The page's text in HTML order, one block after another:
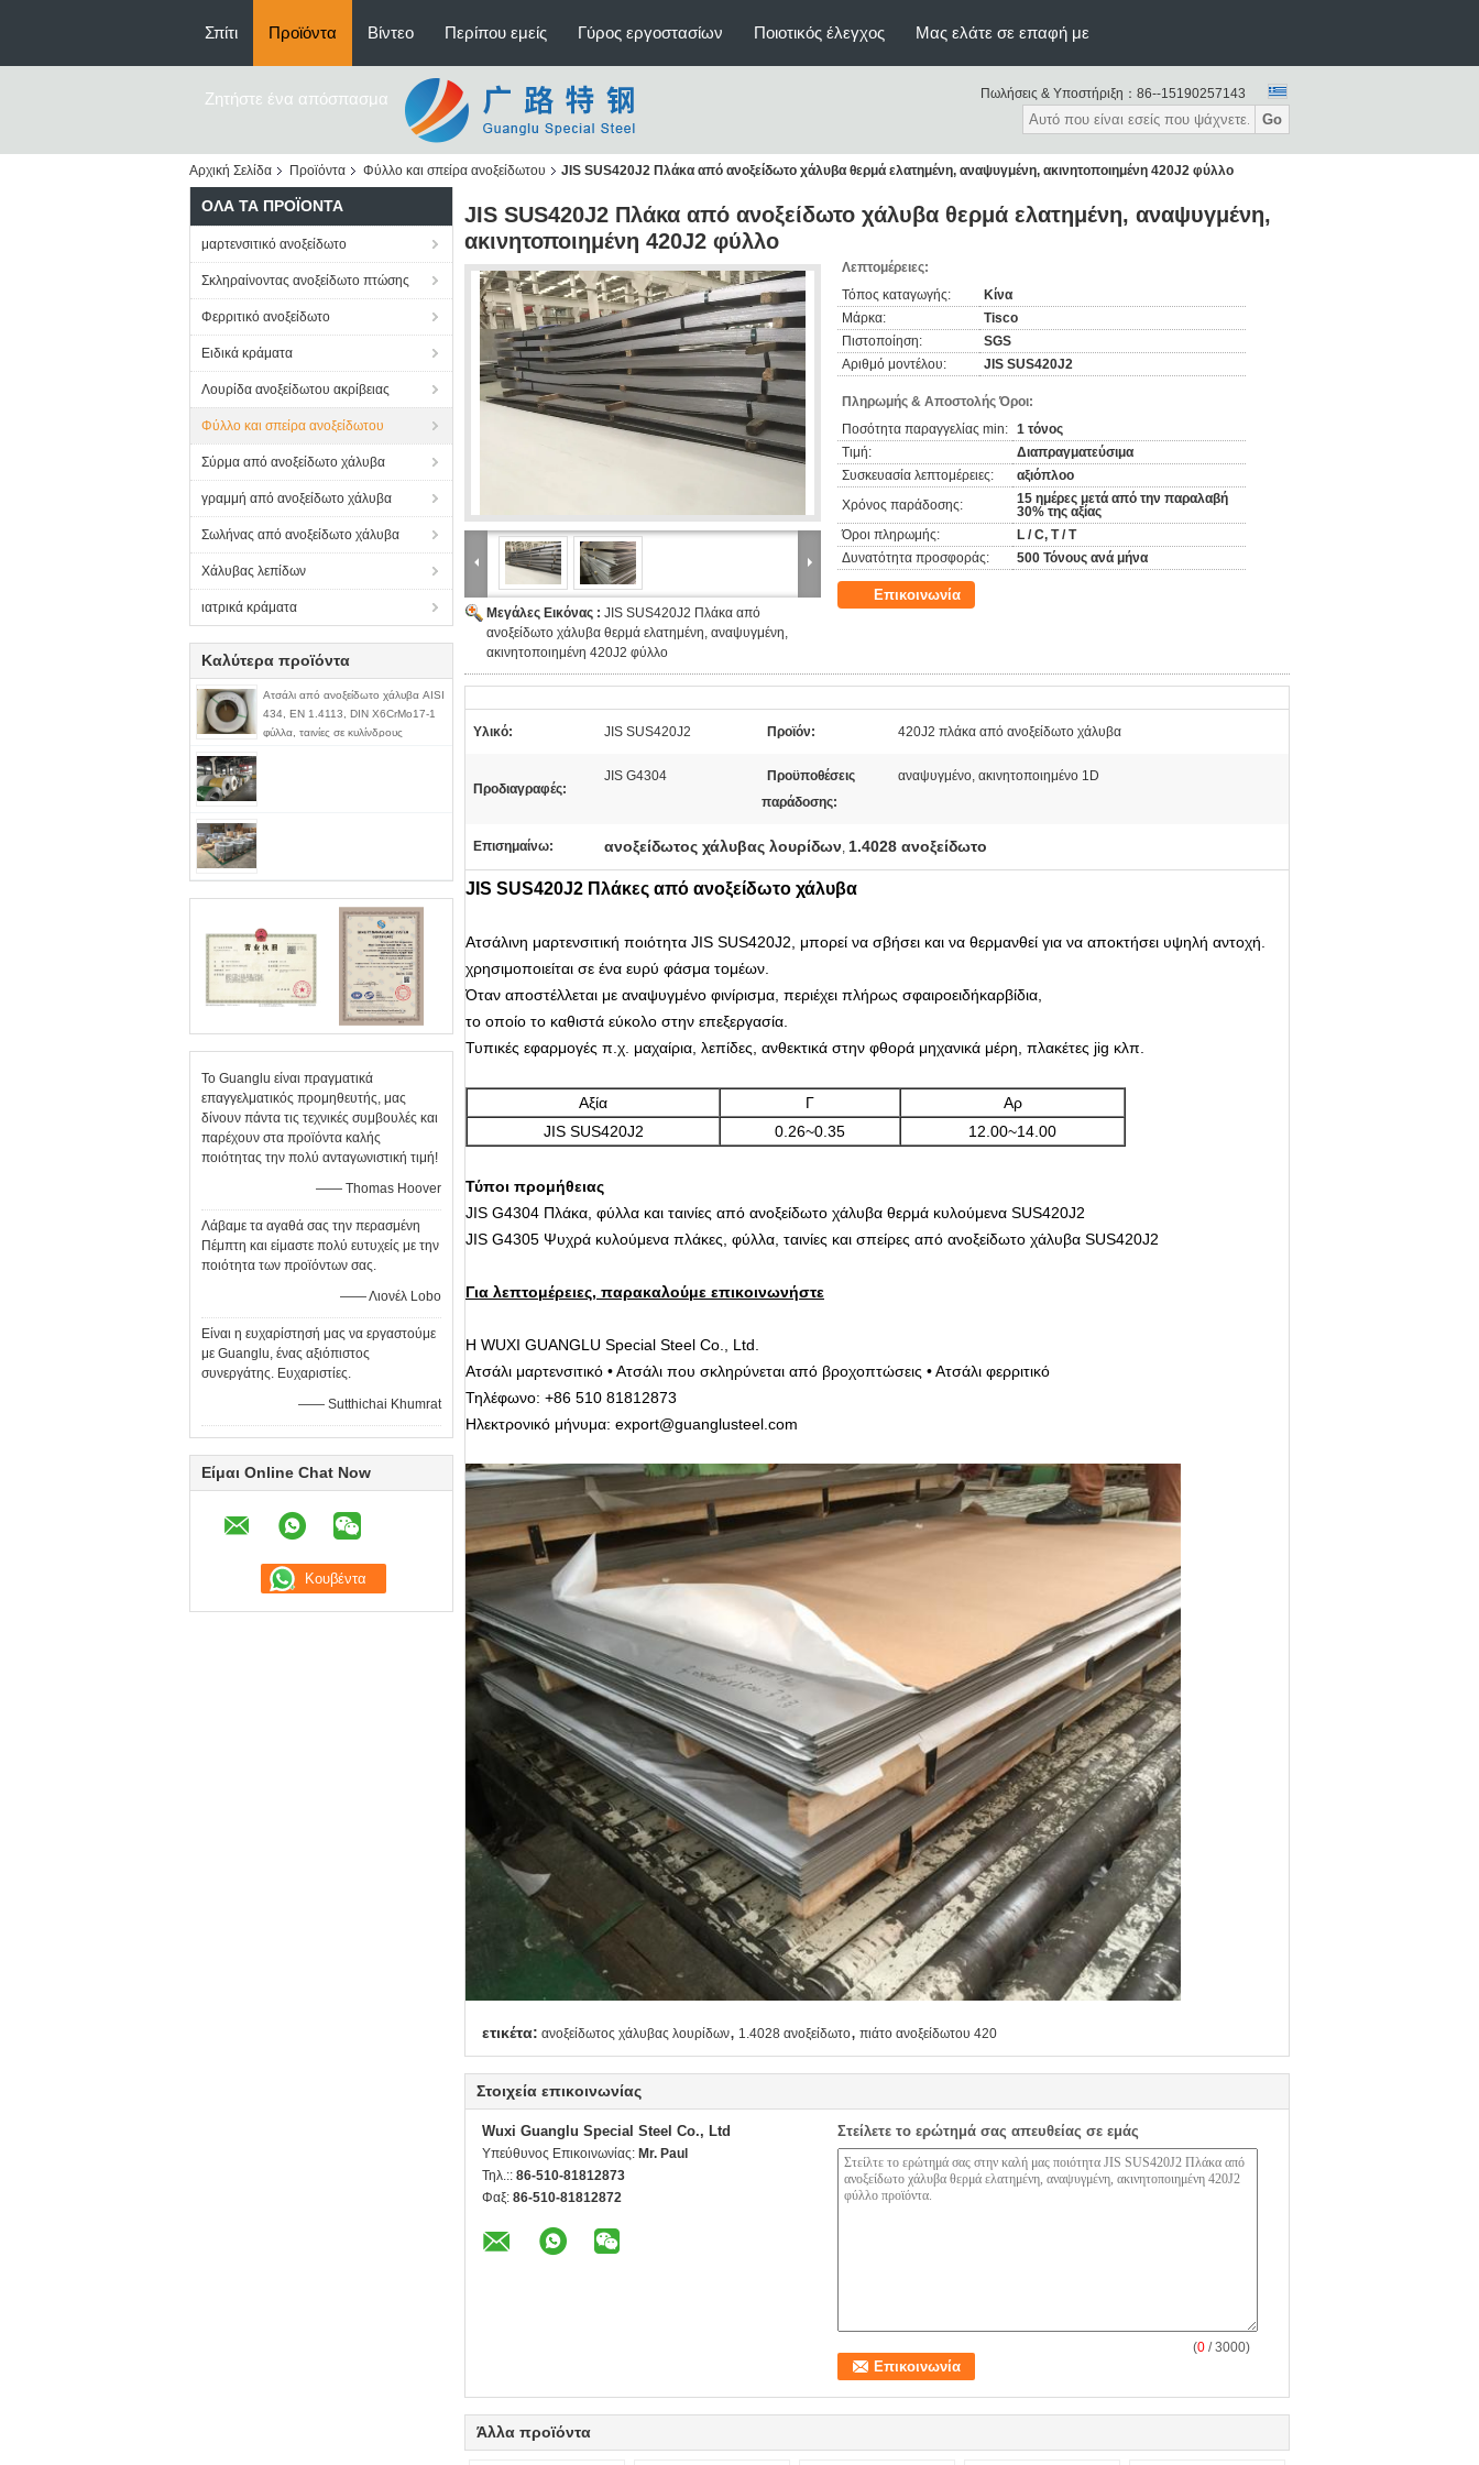
Σπίτι Προϊόντα Βίντεο Περίπου εμείς Γύρος εργοστασίων Ποιοτικός έλεγχος Μας ελάτε σε επαφή με
Ζητήστε ένα απόσπασμα Πωλήσεις & Υποστήριξη： 86--15190257143
Go
Αρχική Σελίδα Προϊόντα Φύλλο και σπείρα ανοξείδωτου JIS SUS420J2 Πλάκα από ανοξείδωτο χάλυβα θερμά ελατημένη, αναψυγμένη, ακινητοποιημένη 420J2 φύλλο
ΌΛΑ ΤΑ ΠΡΟΪΌΝΤΑ
μαρτενσιτικό ανοξείδωτο
Σκληραίνοντας ανοξείδωτο πτώσης
Φερριτικό ανοξείδωτο
Ειδικά κράματα
Λουρίδα ανοξείδωτου ακρίβειας
Φύλλο και σπείρα ανοξείδωτου
Σύρμα από ανοξείδωτο χάλυβα
γραμμή από ανοξείδωτο χάλυβα
Σωλήνας από ανοξείδωτο χάλυβα
Χάλυβας λεπίδων
ιατρικά κράματα
Καλύτερα προϊόντα
Ατσάλι από ανοξείδωτο χάλυβα AISI
434, EN 1.4113, DIN X6CrMo17-1
φύλλα, ταινίες σε κυλίνδρους
Το Guanglu είναι πραγματικά
επαγγελματικός προμηθευτής, μας
δίνουν πάντα τις τεχνικές συμβουλές και
παρέχουν στα προϊόντα καλής
ποιότητας την πολύ ανταγωνιστική τιμή!
—— Thomas Hoover
Λάβαμε τα αγαθά σας την περασμένη
Πέμπτη και είμαστε πολύ ευτυχείς με την
ποιότητα των προϊόντων σας.
—— Λιονέλ Lobo
Είναι η ευχαρίστησή μας να εργαστούμε
με Guanglu, ένας αξιόπιστος
συνεργάτης. Ευχαριστίες.
—— Sutthichai Khumrat
Είμαι Online Chat Now
JIS SUS420J2 Πλάκα από ανοξείδωτο χάλυβα θερμά ελατημένη, αναψυγμένη,
ακινητοποιημένη 420J2 φύλλο
Μεγάλες Εικόνας : JIS SUS420J2 Πλάκα από
ανοξείδωτο χάλυβα θερμά ελατημένη, αναψυγμένη,
ακινητοποιημένη 420J2 φύλλο
Λεπτομέρειες:
Τόπος καταγωγής:
Κίνα
Μάρκα:
Tisco
Πιστοποίηση:
SGS
Αριθμό μοντέλου:
JIS SUS420J2
Πληρωμής & Αποστολής Όροι:
Ποσότητα παραγγελίας min: 1 τόνος
Τιμή:
Διαπραγματεύσιμα
Συσκευασία λεπτομέρειες:
αξιόπλοο
Χρόνος παράδοσης:
15 ημέρες μετά από την παραλαβή
30% της αξίας
Όροι πληρωμής:
L / C, T / T
Δυνατότητα προσφοράς:
500 Τόνους ανά μήνα
Επικοινωνία
Υλικό: JIS SUS420J2 Προϊόν: 420J2 πλάκα από ανοξείδωτο χάλυβα
Προδιαγραφές:
JIS G4304
Προϋποθέσεις
παράδοσης:
αναψυγμένο, ακινητοποιημένο 1D
Επισημαίνω: ανοξείδωτος χάλυβας λουρίδων, 1.4028 ανοξείδωτο
JIS SUS420J2 Πλάκες από ανοξείδωτο χάλυβα
Ατσάλινη μαρτενσιτική ποιότητα JIS SUS420J2, μπορεί να σβήσει και να θερμανθεί για να αποκτήσει υψηλή αντοχή.
χρησιμοποιείται σε ένα ευρύ φάσμα τομέων.
Όταν αποστέλλεται με αναψυγμένο φινίρισμα, περιέχει πλήρως σφαιροειδήκαρβίδια,
το οποίο το καθιστά εύκολο στην επεξεργασία.
Τυπικές εφαρμογές π.χ. μαχαίρια, λεπίδες, ανθεκτικά στην φθορά μηχανικά μέρη, πλακέτες jig κλπ.
Αξία Γ
Αρ
JIS SUS420J2
0.26~0.35 12.00~14.00
Τύποι προμήθειας
JIS G4304 Πλάκα, φύλλα και ταινίες από ανοξείδωτο χάλυβα θερμά κυλούμενα SUS420J2
JIS G4305 Ψυχρά κυλούμενα πλάκες, φύλλα, ταινίες και σπείρες από ανοξείδωτο χάλυβα SUS420J2
Για λεπτομέρειες, παρακαλούμε επικοινωνήστε
Η WUXI GUANGLU Special Steel Co., Ltd.
Ατσάλι μαρτενσιτικό • Ατσάλι που σκληρύνεται από βροχοπτώσεις • Ατσάλι φερριτικό
Τηλέφωνο: +86 510 81812873
Ηλεκτρονικό μήνυμα: export@guanglusteel.com
ετικέτα: ανοξείδωτος χάλυβας λουρίδων, 1.4028 ανοξείδωτο, πιάτο ανοξείδωτου 420
Στοιχεία επικοινωνίας
Wuxi Guanglu Special Steel Co., Ltd
Υπεύθυνος Επικοινωνίας: Mr. Paul
Τηλ.:: 86-510-81812873
Φαξ: 86-510-81812872
Στείλετε το ερώτημά σας απευθείας σε εμάς
(0 / 3000)
Άλλα προϊόντα